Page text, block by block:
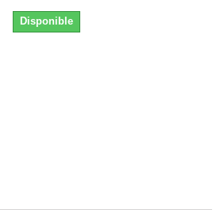
Disponible